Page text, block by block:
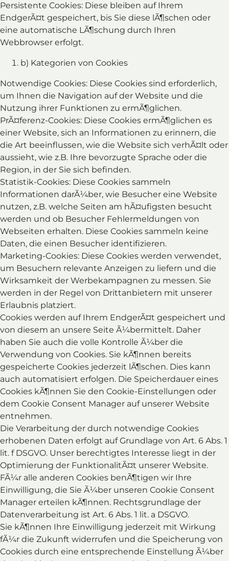
Persistente Cookies: Diese bleiben auf Ihrem
EndgerÃ¤t gespeichert, bis Sie diese lÃ¶schen oder
eine automatische LÃ¶schung durch Ihren
Webbrowser erfolgt.
b) Kategorien von Cookies
Notwendige Cookies: Diese Cookies sind erforderlich,
um Ihnen die Navigation auf der Website und die
Nutzung ihrer Funktionen zu ermÃ¶glichen.
PrÃ¤ferenz-Cookies: Diese Cookies ermÃ¶glichen es
einer Website, sich an Informationen zu erinnern, die
die Art beeinflussen, wie die Website sich verhÃ¤lt oder
aussieht, wie z.B. Ihre bevorzugte Sprache oder die
Region, in der Sie sich befinden.
Statistik-Cookies: Diese Cookies sammeln
Informationen darÃ¼ber, wie Besucher eine Website
nutzen, z.B. welche Seiten am hÃ¤ufigsten besucht
werden und ob Besucher Fehlermeldungen von
Webseiten erhalten. Diese Cookies sammeln keine
Daten, die einen Besucher identifizieren.
Marketing-Cookies: Diese Cookies werden verwendet,
um Besuchern relevante Anzeigen zu liefern und die
Wirksamkeit der Werbekampagnen zu messen. Sie
werden in der Regel von Drittanbietern mit unserer
Erlaubnis platziert.
Cookies werden auf Ihrem EndgerÃ¤t gespeichert und
von diesem an unsere Seite Ã¼bermittelt. Daher
haben Sie auch die volle Kontrolle Ã¼ber die
Verwendung von Cookies. Sie kÃ¶nnen bereits
gespeicherte Cookies jederzeit lÃ¶schen. Dies kann
auch automatisiert erfolgen. Die Speicherdauer eines
Cookies kÃ¶nnen Sie den Cookie-Einstellungen oder
dem Cookie Consent Manager auf unserer Website
entnehmen.
Die Verarbeitung der durch notwendige Cookies
erhobenen Daten erfolgt auf Grundlage von Art. 6 Abs. 1
lit. f DSGVO. Unser berechtigtes Interesse liegt in der
Optimierung der FunktionalitÃ¤t unserer Website.
FÃ¼r alle anderen Cookies benÃ¶tigen wir Ihre
Einwilligung, die Sie Ã¼ber unseren Cookie Consent
Manager erteilen kÃ¶nnen. Rechtsgrundlage der
Datenverarbeitung ist Art. 6 Abs. 1 lit. a DSGVO.
Sie kÃ¶nnen Ihre Einwilligung jederzeit mit Wirkung
fÃ¼r die Zukunft widerrufen und die Speicherung von
Cookies durch eine entsprechende Einstellung Ã¼ber